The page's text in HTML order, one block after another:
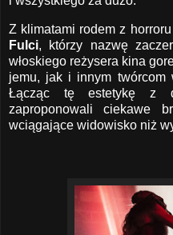
Z klimatami rodem z
Fulci, którzy nazwę
włoskiego reżysera kina
jemu, jak i innym twórcom
Łącząc tę estetykę z
zaproponowali ciekawe
wciągające widowisko niż